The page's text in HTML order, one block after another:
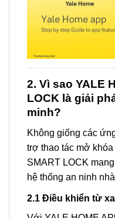
2. Vì sao YALE
LOCK là giải
minh?
Không giống các
trợ thao tác mở
SMART LOCK
hệ thống an ninh
2.1 Điều khiển từ xa